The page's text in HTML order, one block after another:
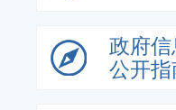
政府信
公开指